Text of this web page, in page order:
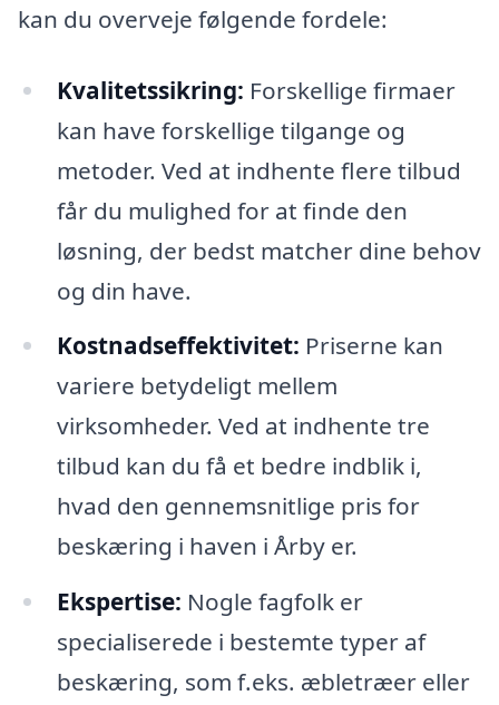
kan du overveje følgende fordele:
Kvalitetssikring: Forskellige firmaer
kan have forskellige tilgange og
metoder. Ved at indhente flere tilbud
får du mulighed for at finde den
løsning, der bedst matcher dine behov
og din have.
Kostnadseffektivitet: Priserne kan
variere betydeligt mellem
virksomheder. Ved at indhente tre
tilbud kan du få et bedre indblik i,
hvad den gennemsnitlige pris for
beskæring i haven i Årby er.
Ekspertise: Nogle fagfolk er
specialiserede i bestemte typer af
beskæring, som f.eks. æbletræer eller